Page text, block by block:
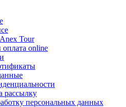
Tour
online
рассылку
персональных данных